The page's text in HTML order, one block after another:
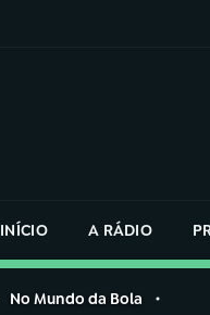
INÍCIO
A RÁDIO
No Mundo da Bola